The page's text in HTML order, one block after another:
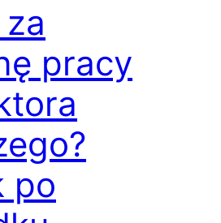
za
pracy
po